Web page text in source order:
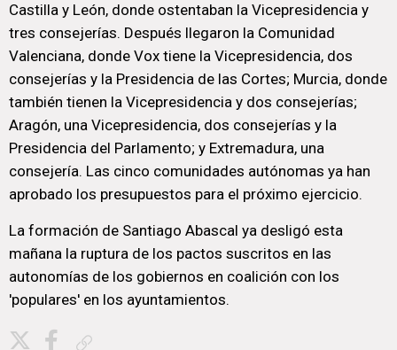
Castilla y León, donde ostentaban la Vicepresidencia y
tres consejerías. Después llegaron la Comunidad
Valenciana, donde Vox tiene la Vicepresidencia, dos
consejerías y la Presidencia de las Cortes; Murcia, donde
también tienen la Vicepresidencia y dos consejerías;
Aragón, una Vicepresidencia, dos consejerías y la
Presidencia del Parlamento; y Extremadura, una
consejería. Las cinco comunidades autónomas ya han
aprobado los presupuestos para el próximo ejercicio.
La formación de Santiago Abascal ya desligó esta
mañana la ruptura de los pactos suscritos en las
autonomías de los gobiernos en coalición con los
'populares' en los ayuntamientos.